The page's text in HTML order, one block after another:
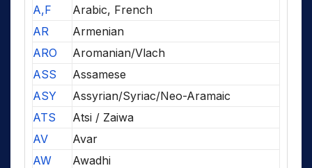
A,F
Arabic, French
AR
Armenian
ARO
Aromanian/Vlach
ASS
Assamese
ASY
Assyrian/Syriac/Neo-Aramaic
ATS
Atsi / Zaiwa
AV
Avar
AW
Awadhi